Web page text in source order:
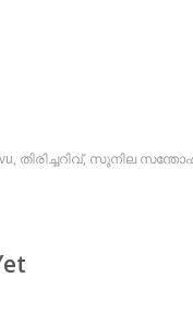
, തിരിച്ചറിവ്, സുനില